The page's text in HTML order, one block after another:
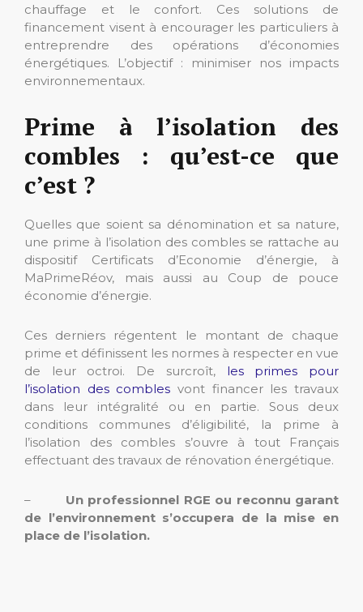
chauffage et le confort. Ces solutions de
financement visent à encourager les particuliers à
entreprendre des opérations d’économies
énergétiques. L’objectif : minimiser nos impacts
environnementaux.
Prime à l’isolation des
combles : qu’est-ce que
c’est ?
Quelles que soient sa dénomination et sa nature,
une prime à l’isolation des combles se rattache au
dispositif Certificats d’Economie d’énergie, à
MaPrimeRéov, mais aussi au Coup de pouce
économie d’énergie.
Ces derniers régentent le montant de chaque
prime et définissent les normes à respecter en vue
de leur octroi. De surcroît, les primes pour
l’isolation des combles vont financer les travaux
dans leur intégralité ou en partie. Sous deux
conditions communes d’éligibilité, la prime à
l’isolation des combles s’ouvre à tout Français
effectuant des travaux de rénovation énergétique.
– Un professionnel RGE ou reconnu garant
de l’environnement s’occupera de la mise en
place de l’isolation.